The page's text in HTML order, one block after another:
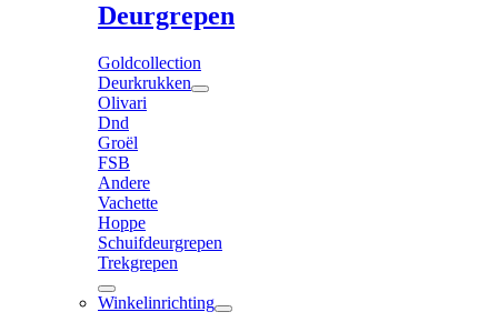
Deurgrepen
Goldcollection
Deurkrukken
Olivari
Dnd
Groël
FSB
Andere
Vachette
Hoppe
Schuifdeurgrepen
Trekgrepen
Winkelinrichting